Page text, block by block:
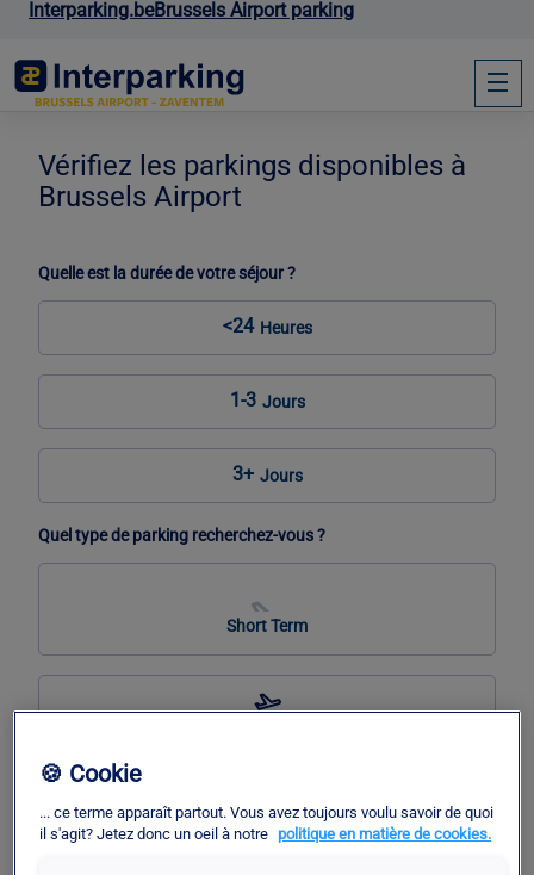
Interparking.beBrussels Airport parking
Vérifiez les parkings disponibles à
Brussels Airport
Quelle est la durée de votre séjour ?
<24 Heures
1-3 Jours
3+ Jours
Quel type de parking recherchez-vous ?
Short Term
🍪 Cookie
... ce terme apparaît partout. Vous avez toujours voulu savoir de quoi
il s'agit? Jetez donc un oeil à notre politique en matière de cookies.